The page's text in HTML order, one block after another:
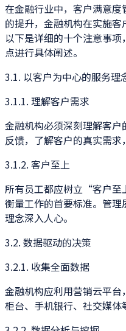
在金融行业中，客户满意
的提升，金融机构在实施
以下是详细的十个注意事
点进行具体阐述。
3.1. 以客户为中心的服务理
3.1.1. 理解客户需求
金融机构必须深刻理解客
反馈，了解客户的真实需求
3.1.2. 客户至上
所有员工都应树立“客户
衡量工作的首要标准。管
理念深入人心。
3.2. 数据驱动的决策
3.2.1. 收集全面数据
金融机构应利用营销云平
柜台、手机银行、社交媒体